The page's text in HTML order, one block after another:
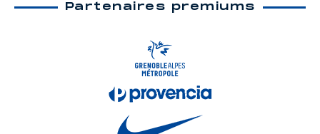
Partenaires premiums